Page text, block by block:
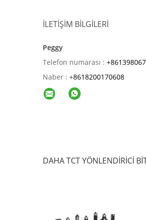
İLETIŞIM BILGILERI
Peggy
Telefon numarası :
Naber : +8618200170608
DAHA TCT YÖNLENDIRICI